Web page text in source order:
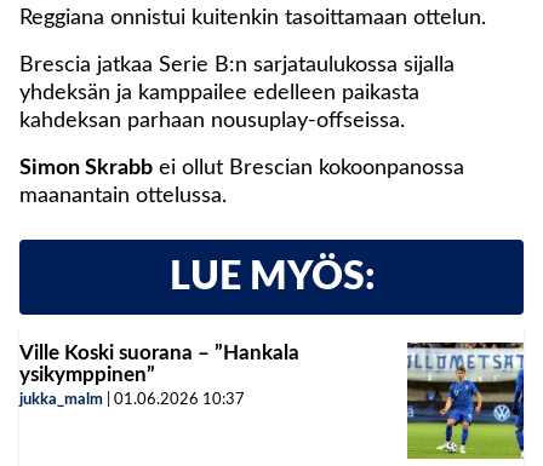
Reggiana onnistui kuitenkin tasoittamaan ottelun.
Brescia jatkaa Serie B:n sarjataulukossa sijalla
yhdeksän ja kamppailee edelleen paikasta
kahdeksan parhaan nousuplay-offseissa.
Simon Skrabb ei ollut Brescian kokoonpanossa
maanantain ottelussa.
LUE MYÖS:
Ville Koski suorana – ”Hankala
ysikymppinen”
jukka_malm 01.06.2026 10:37